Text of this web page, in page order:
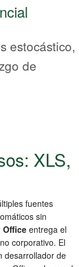
estocástico,
de
XLS,
fuentes
sin
Office entrega el
corporativo. El
desarrollador de